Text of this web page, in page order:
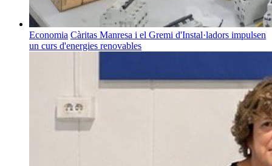
Economia Càritas Manresa i el Gremi d'Instal·ladors impulsen
un curs d'energies renovables